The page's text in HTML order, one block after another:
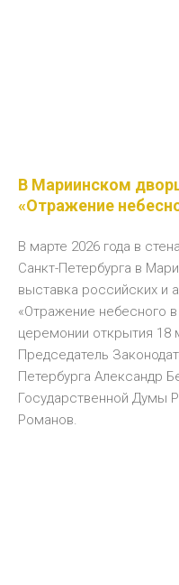
В Мариинском
«Отражение
В марте 2026 года в
Санкт-Петербурга в
выставка российских и
«Отражение небесного
церемонии открытия 18
Председатель
Петербурга Александр
Государственной Думы
Романов.